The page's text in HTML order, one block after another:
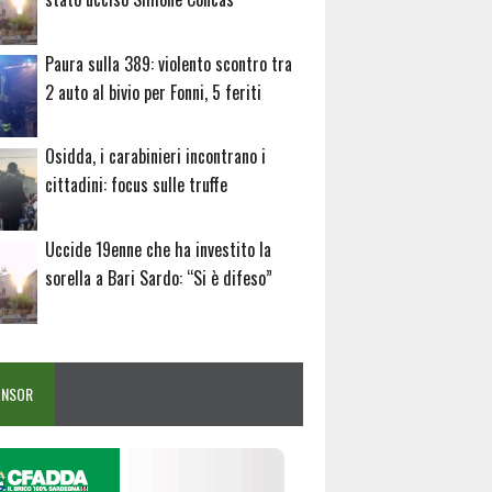
Paura sulla 389: violento scontro tra
2 auto al bivio per Fonni, 5 feriti
Osidda, i carabinieri incontrano i
cittadini: focus sulle truffe
Uccide 19enne che ha investito la
sorella a Bari Sardo: “Si è difeso”